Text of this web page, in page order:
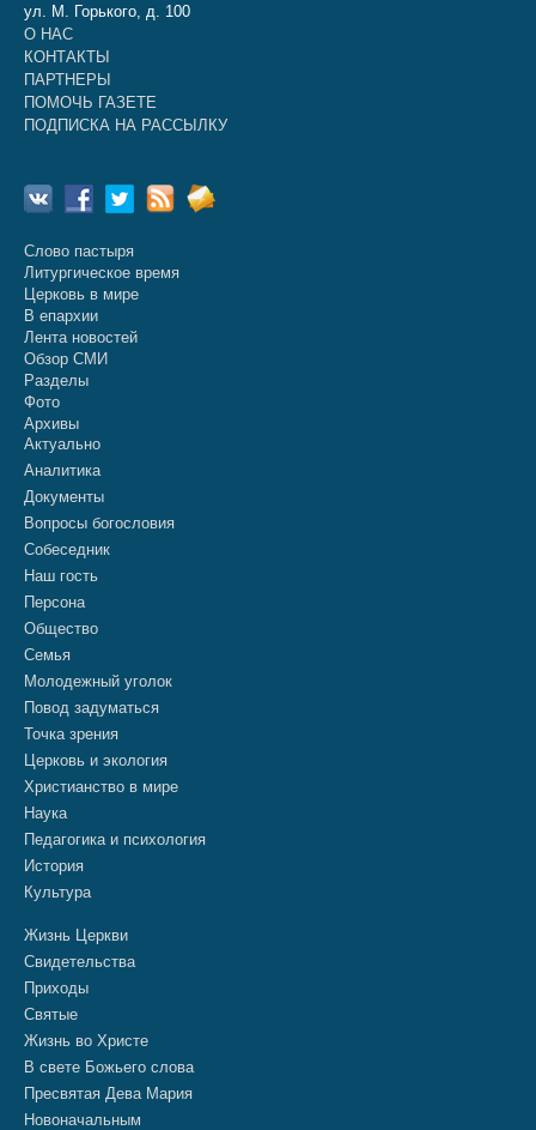
ул. М. Горького, д. 100
О НАС
КОНТАКТЫ
ПАРТНЕРЫ
ПОМОЧЬ ГАЗЕТЕ
ПОДПИСКА НА РАССЫЛКУ
Слово пастыря
Литургическое время
Церковь в мире
В епархии
Лента новостей
Обзор СМИ
Разделы
Фото
Архивы
Актуально
Аналитика
Документы
Вопросы богословия
Собеседник
Наш гость
Персона
Общество
Семья
Молодежный уголок
Повод задуматься
Точка зрения
Церковь и экология
Христианство в мире
Наука
Педагогика и психология
История
Культура
Жизнь Церкви
Свидетельства
Приходы
Святые
Жизнь во Христе
В свете Божьего слова
Пресвятая Дева Мария
Новоначальным